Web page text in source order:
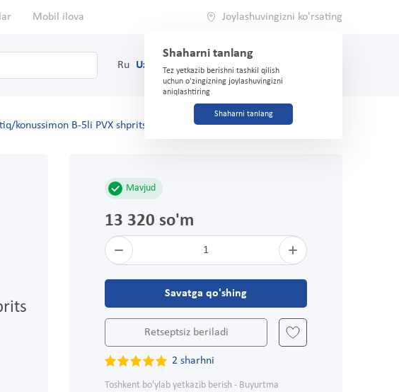
Mobil ilova Joylashuvingizni ko'rsating
Shaharni tanlang
Tez yetkazib berishni tashkil qilish
uchun o'zingizning joylashuvingizni
aniqlashtiring
Shaharni tanlang
Ru Uz (71) 200-03-03
konussimon B-5li PVX shprits 200 ml.
Mavjud
13 320 so'm
1
Savatga qo'shing
Retseptsiz beriladi
2 sharhni
Toshkent bo'ylab yetkazib berish - Buyurtma